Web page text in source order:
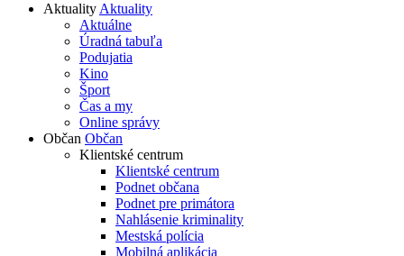
AktualityAktuality
Aktuálne
Úradná tabuľa
Podujatia
Kino
Šport
Čas a my
Online správy
Občan Občan
Klientské centrum
Klientské centrum
Podnet občana
Podnet pre primátora
Nahlásenie kriminality
Mestská polícia
Mobilná aplikácia